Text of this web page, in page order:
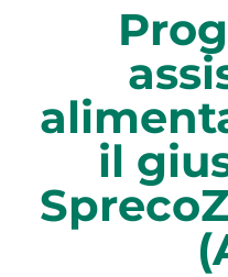
il